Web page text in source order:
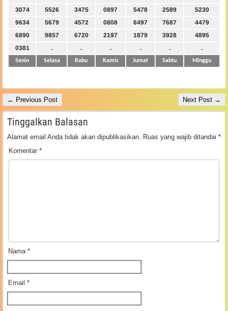
3074
5526 3475 0897 5478 2589
5230
9634
5679 4572 0808 6497 7687
4479
6890
9857 6720 2197 1879 3928
4895
0381
. . . . . .
Senin Selasa Rabu Kamis Jumat Sabtu Minggu
← Previous Post Next Post →
Tinggalkan Balasan
Alamat email Anda tidak akan dipublikasikan. Ruas yang wajib ditandai *
Komentar *
Nama *
Email *